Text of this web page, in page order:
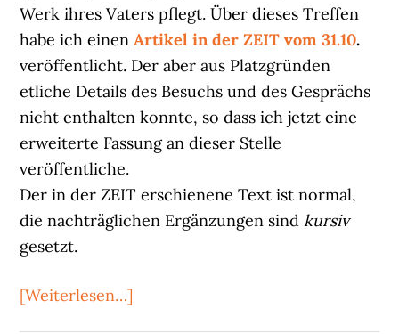
Werk ihres Vaters pflegt. Über dieses Treffen
habe ich einenArtikel in der ZEIT vom 31.10.
veröffentlicht. Der aber aus Platzgründen
etliche Details des Besuchs und des Gesprächs
nicht enthalten konnte, so dass ich jetzt eine
erweiterte Fassung an dieser Stelle
veröffentliche.
Der in der ZEIT erschienene Text ist normal,
die nachträglichen Ergänzungen sindkursiv
gesetzt.
[Weiterlesen…]